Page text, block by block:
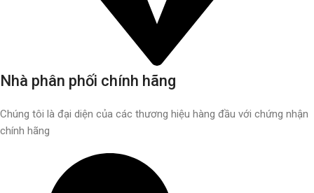
Nhà phân phối chính hãng
Chúng tôi là đại diện của các thương hiệu hàng đầu với chứng nhận
chính hãng